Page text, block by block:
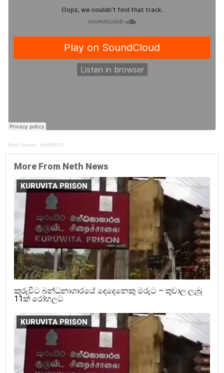
Neth Sound · HARINI 02
More From Neth News
KURUVITA PRISON
කුරුවිට බන්ධනාගාරයේ දෙදෙනෙකු මරුට – තුවාල ලැබූ
11ක් රෝහලට
KURUVITA PRISON